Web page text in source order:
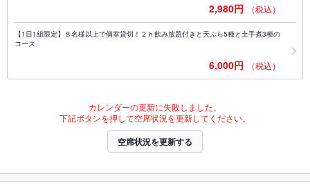
2,980円 （税込）
【1日1組限定】８名様以上で個室貸切！２ｈ飲み放題付きと天ぷら5種と土手煮3種の
コース
6,000円 （税込）
カレンダーの更新に失敗しました。
下記ボタンを押して空席状況を更新してください。
空席状況を更新する